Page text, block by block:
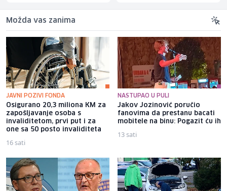
Možda vas zanima
JAVNI POZIVI FONDA
Osigurano 20,3 miliona KM za
zapošljavanje osoba s
invaliditetom, prvi put i za
one sa 50 posto invaliditeta
16 sati
NASTUPAO U PULI
Jakov Jozinović poručio
fanovima da prestanu bacati
mobitele na binu: Pogazit ću ih
13 sati